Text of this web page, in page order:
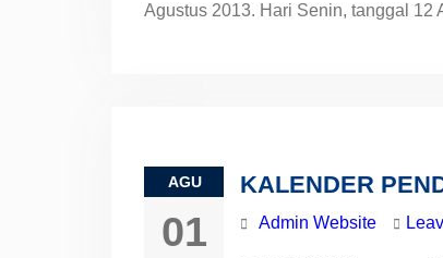
Agustus 2013. Hari Senin, tanggal 12
AGU
01
KALENDER
Admin Website